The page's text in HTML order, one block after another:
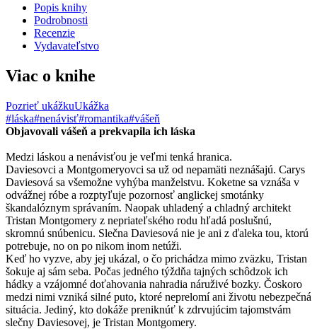
Popis knihy
Podrobnosti
Recenzie
Vydavateľstvo
Viac o knihe
Pozrieť ukážkuUkážka
#láska#nenávisť#romantika#vášeň
Objavovali vášeň a prekvapila ich láska
Medzi láskou a nenávisťou je veľmi tenká hranica.
Daviesovci a Montgomeryovci sa už od nepamäti neznášajú. Carys
Daviesová sa všemožne vyhýba manželstvu. Koketne sa vznáša v
odvážnej róbe a rozptyľuje pozornosť anglickej smotánky
škandalóznym správaním. Naopak uhladený a chladný architekt
Tristan Montgomery z nepriateľského rodu hľadá poslušnú,
skromnú snúbenicu. Slečna Daviesová nie je ani z ďaleka tou, ktorú
potrebuje, no on po nikom inom netúži.
Keď ho vyzve, aby jej ukázal, o čo prichádza mimo zväzku, Tristan
šokuje aj sám seba. Počas jedného týždňa tajných schôdzok ich
hádky a vzájomné doťahovania nahradia náruživé bozky. Čoskoro
medzi nimi vzniká silné puto, ktoré neprelomí ani životu nebezpečná
situácia. Jediný, kto dokáže preniknúť k zdrvujúcim tajomstvám
slečny Daviesovej, je Tristan Montgomery.